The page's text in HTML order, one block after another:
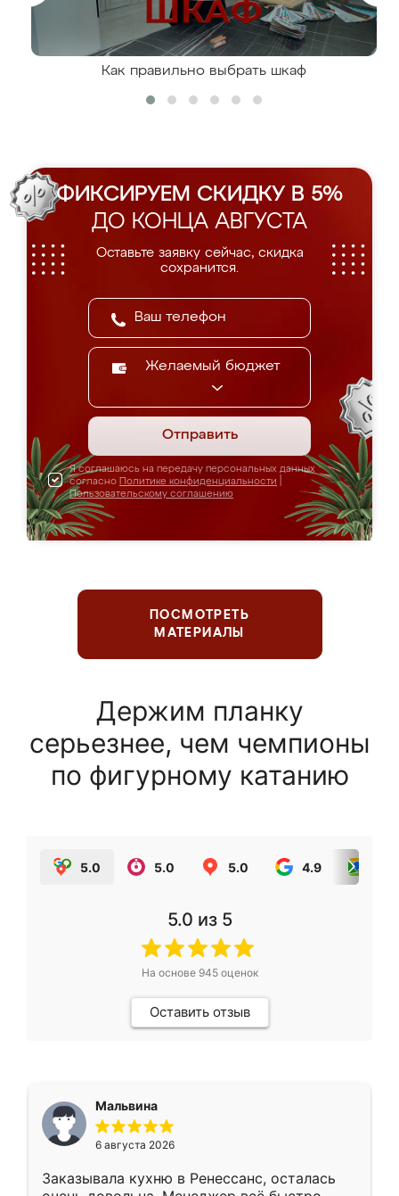
Как правильно выбрать шкаф
ФИКСИРУЕМ СКИДКУ В 5%
ДО КОНЦА АВГУСТА
Оставьте заявку сейчас, скидка
сохранится.
Желаемый бюджет
Отправить
Я соглашаюсь на передачу персональных данных
согласно Политике конфиденциальности
Пользовательскому соглашению
ПОСМОТРЕТЬ
МАТЕРИАЛЫ
Держим планку
серьезнее, чем чемпионы
по фигурному катанию
5.0 5.0 5.0 4.9
5.0 из 5
На основе 945оценок
Оставить отзыв
Мальвина
6 августа 2026
Заказывала кухню в Ренессанс, осталась